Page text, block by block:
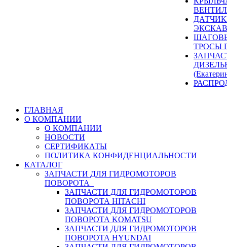
ТРОСЫ
ГЛАВНАЯ
О КОМПАНИИ
О КОМПАНИИ
НОВОСТИ
СЕРТИФИКАТЫ
ПОЛИТИКА КОНФИДЕНЦИАЛЬНОСТИ
КАТАЛОГ
ЗАПЧАСТИ ДЛЯ ГИДРОМОТОРОВ
ПОВОРОТА
ЗАПЧАСТИ ДЛЯ ГИДРОМОТОРОВ
ПОВОРОТА HITACHI
ЗАПЧАСТИ ДЛЯ ГИДРОМОТОРОВ
ПОВОРОТА KOMATSU
ЗАПЧАСТИ ДЛЯ ГИДРОМОТОРОВ
ПОВОРОТА HYUNDAI